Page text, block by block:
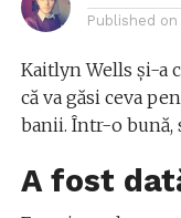
Published on
Kaitlyn Wells și-a
că va găsi ceva
banii. Într-o bună,
A fost